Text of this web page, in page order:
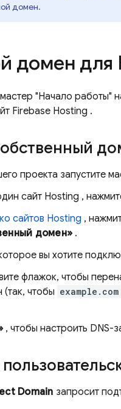
домен.
домен для
"Начало работы"
Firebase Hosting .
проекта запустите
сайт Hosting ,
сайтов Hosting ,
домен» .
вы хотите
флажок, чтобы
(так, чтобы example.com
, чтобы настроить DNS-
Domain запросит